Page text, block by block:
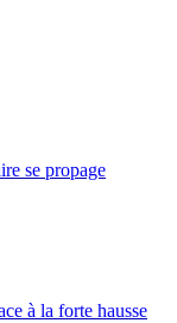
se propage
à la forte hausse